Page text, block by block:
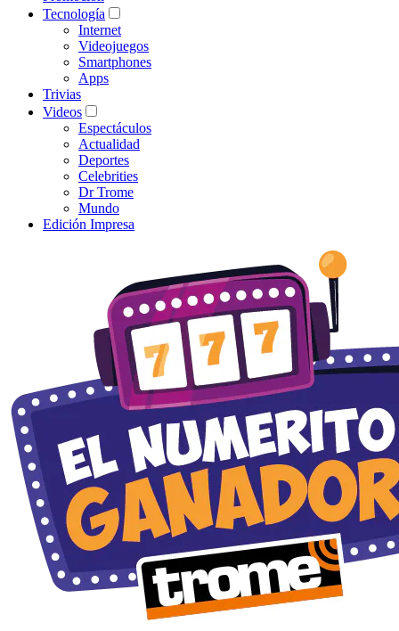
Tecnología
Internet
Videojuegos
Smartphones
Apps
Trivias
Videos
Espectáculos
Actualidad
Deportes
Celebrities
Dr Trome
Mundo
Edición Impresa